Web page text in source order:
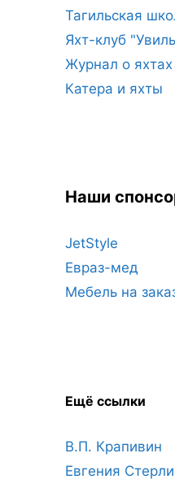
Тагильская
Яхт-клуб
Журнал о яхтах
Катера и яхты
Наши
JetStyle
Евраз-мед
Мебель на
Ещё ссылки
В.П. Крапивин
Евгения